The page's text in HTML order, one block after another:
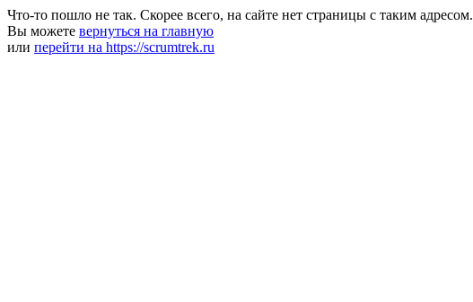
Что-то пошло не так. Скорее всего, на сайте нет страницы с таким адресом.
Вы можете вернуться на главную
или перейти на https://scrumtrek.ru